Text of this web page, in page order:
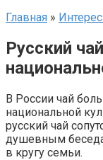
Главная »
Русский
В России чай
национальной
русский чай
душевным
в кругу семьи.